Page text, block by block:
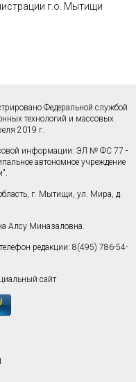
г.о. Мытищи
Федеральной службой
технологий и массовых
2019 г.
информации: ЭЛ № ФС 77 -
автономное учреждение
г. Мытищи, ул. Мира, д.
Алсу Миназаловна.
редакции: 8(495) 786-54-
сайт